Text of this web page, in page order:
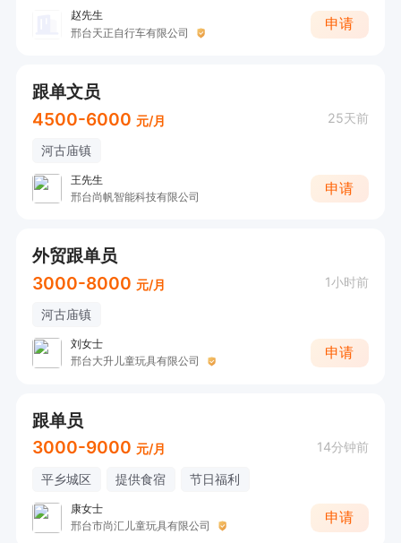
赵先生
邢台天正自行车有限公司
申请
跟单文员
4500-6000 元/月 25天前
河古庙镇
王先生
邢台尚帆智能科技有限公司
申请
外贸跟单员
3000-8000 元/月 1小时前
河古庙镇
刘女士
邢台大升儿童玩具有限公司
申请
跟单员
3000-9000 元/月 14分钟前
平乡城区 提供食宿 节日福利
康女士
邢台市尚汇儿童玩具有限公司
申请